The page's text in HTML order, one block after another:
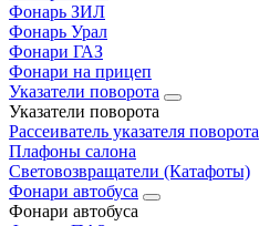
Фонарь ЗИЛ
Фонарь Урал
Фонари ГАЗ
Фонари на прицеп
Указатели поворота
Указатели поворота
Рассеиватель указателя поворота
Плафоны салона
Световозвращатели (Катафоты)
Фонари автобуса
Фонари автобуса